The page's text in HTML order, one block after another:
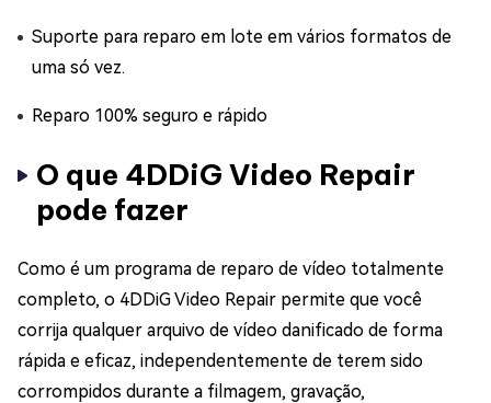
Suporte para reparo em lote em vários formatos de
uma só vez.
Reparo 100% seguro e rápido
O que 4DDiG Video Repair
pode fazer
Como é um programa de reparo de vídeo totalmente
completo, o 4DDiG Video Repair permite que você
corrija qualquer arquivo de vídeo danificado de forma
rápida e eficaz, independentemente de terem sido
corrompidos durante a filmagem, gravação,